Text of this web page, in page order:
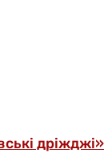
дріжджі»